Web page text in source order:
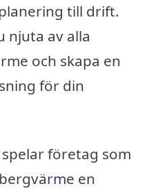
till drift.
njuta av alla
och skapa en
för din
företag som
en